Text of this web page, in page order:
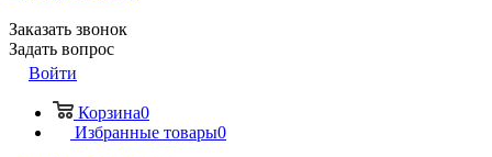
Заказать звонок
Задать вопрос
Войти
Корзина0
Избранные товары0